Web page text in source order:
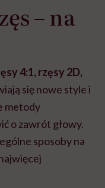
– na
4:1, rzęsy 2D,
się nowe style i
metody
o zawrót głowy.
sposoby na